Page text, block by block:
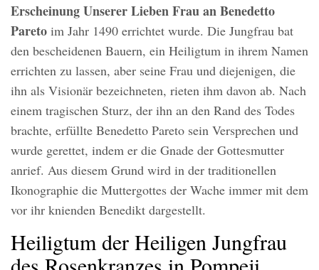
Erscheinung Unserer Lieben Frau an Benedetto
Pareto im Jahr 1490 errichtet wurde. Die Jungfrau bat
den bescheidenen Bauern, ein Heiligtum in ihrem Namen
errichten zu lassen, aber seine Frau und diejenigen, die
ihn als Visionär bezeichneten, rieten ihm davon ab. Nach
einem tragischen Sturz, der ihn an den Rand des Todes
brachte, erfüllte Benedetto Pareto sein Versprechen und
wurde gerettet, indem er die Gnade der Gottesmutter
anrief. Aus diesem Grund wird in der traditionellen
Ikonographie die Muttergottes der Wache immer mit dem
vor ihr knienden Benedikt dargestellt.
Heiligtum der Heiligen Jungfrau